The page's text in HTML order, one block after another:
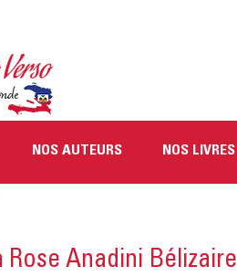
NOS AUTEURS NOS LIVRES
Rose Anadini Bélizaire